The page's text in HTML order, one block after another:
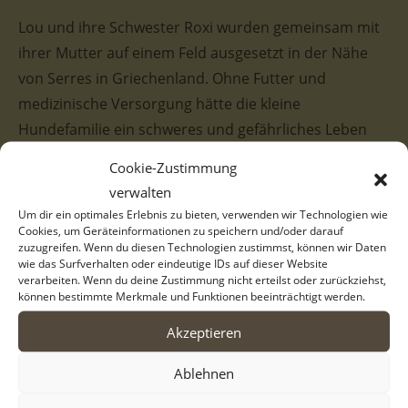
Cookie-Zustimmung
verwalten
Um dir ein optimales Erlebnis zu bieten, verwenden wir Technologien wie
Cookies, um Geräteinformationen zu speichern und/oder darauf
zuzugreifen. Wenn du diesen Technologien zustimmst, können wir Daten
wie das Surfverhalten oder eindeutige IDs auf dieser Website
verarbeiten. Wenn du deine Zustimmung nicht erteilst oder zurückziehst,
können bestimmte Merkmale und Funktionen beeinträchtigt werden.
Akzeptieren
Ablehnen
Lou und ihre Schwester Roxi wurden gemeinsam mit
ihrer Mutter auf einem Feld ausgesetzt in der Nähe
von Serres in Griechenland. Ohne Futter und
medizinische Versorgung hätte die kleine
Hundefamilie ein schweres und gefährliches Leben
eingefangen und in das städtische Tierheim nach
Serres gebracht. Dort sind sie nun in Sicherheit,
allerdings ist das Leben im Tierheim laut und stressig.
Daher wünschen wir uns für Lou ein liebevolles
Zuhause, wo sie die schönen Seiten des Lebens
kennenlernen kann.
Die hübsche Lou besitzt ein weißes Fellkleid mit
beigen Zeichnungen und süßen dunklen Punkten an